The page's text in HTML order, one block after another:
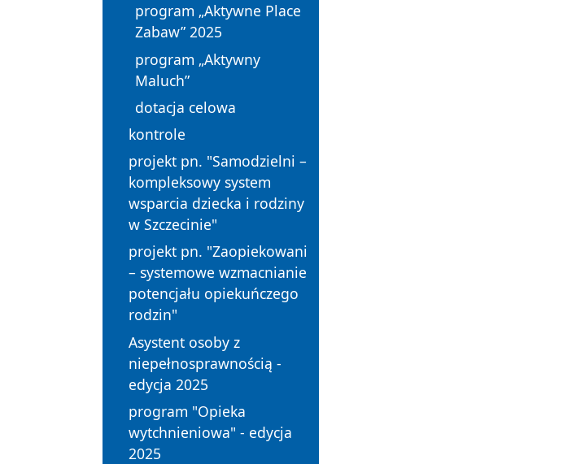
program „Aktywne Place
Zabaw” 2025
program „Aktywny
Maluch”
dotacja celowa
kontrole
projekt pn. "Samodzielni –
kompleksowy system
wsparcia dziecka i rodziny
w Szczecinie"
projekt pn. "Zaopiekowani
– systemowe wzmacnianie
potencjału opiekuńczego
rodzin"
Asystent osoby z
niepełnosprawnością -
edycja 2025
program "Opieka
wytchnieniowa" - edycja
2025